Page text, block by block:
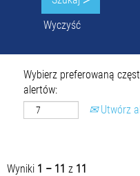
Wyczyść
Wybierz preferowaną
alertów:
Utwórz
Wyniki 1 – 11 z 11